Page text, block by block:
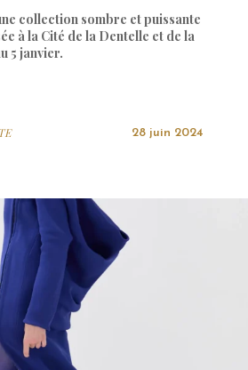
collection sombre et puissante
à la Cité de la Dentelle et de la
5 janvier.
28 juin 2024